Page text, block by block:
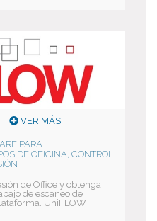
VER MÁS
PARA
DE OFICINA, CONTROL
de Office y obtenga
de escaneo de
UniFLOW